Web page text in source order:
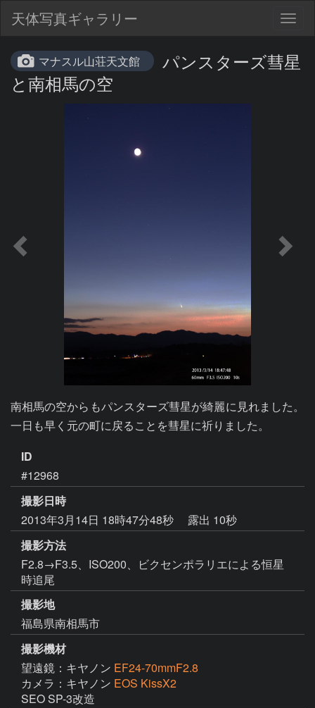
天体写真ギャラリー
マナスル山荘天文館
パンスターズ彗星
と南相馬の空
南相馬の空からもパンスターズ彗星が綺麗に見れました。
一日も早く元の町に戻ることを彗星に祈りました。
ID
#12968
撮影日時
2013年3月14日 18時47分48秒
露出 10秒
撮影方法
F2.8→F3.5、ISO200、ビクセンポラリエによる恒星
時追尾
撮影地
福島県南相馬市
撮影機材
望遠鏡：キヤノン EF24-70mmF2.8
カメラ：キヤノン EOS KissX2
SEO SP-3改造